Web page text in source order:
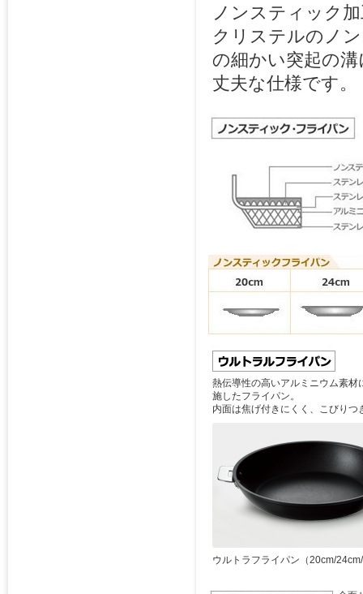
ノンスティック
クリステルのノ
の細かい突起の
丈夫な仕様です。
熱伝導性の高いアルミニウム素
施したフライパン。
内面は焦げ付きにくく、こびり
ウルトラフライパン（20cm/